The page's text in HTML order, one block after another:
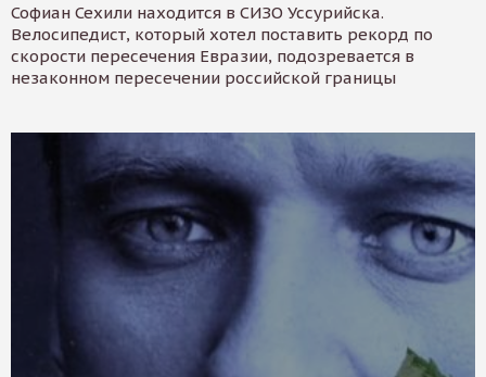
Софиан Сехили находится в СИЗО Уссурийска.
Велосипедист, который хотел поставить рекорд по
скорости пересечения Евразии, подозревается в
незаконном пересечении российской границы